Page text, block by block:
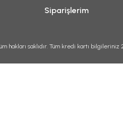
Siparişlerim
hakları saklıdır. Tüm kredi kartı bilgileriniz